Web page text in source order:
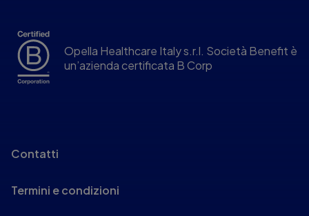
Opella Healthcare Italy s.r.l. Società Benefit è
un’azienda certificata B Corp
Contatti
Termini e condizioni